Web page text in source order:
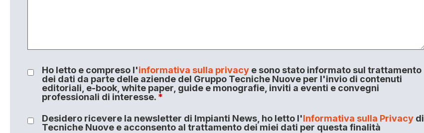
Ho letto e compreso l'informativa sulla privacye sono stato informato sul trattamento
dei dati da parte delle aziende del Gruppo Tecniche Nuove per l'invio di contenuti
editoriali, e-book, white paper, guide e monografie, inviti a eventi e convegni
professionali di interesse. *
Desidero ricevere la newsletter di Impianti News, ho letto l'Informativa sulla Privacydi
Tecniche Nuove e acconsento al trattamento dei miei dati per questa finalità